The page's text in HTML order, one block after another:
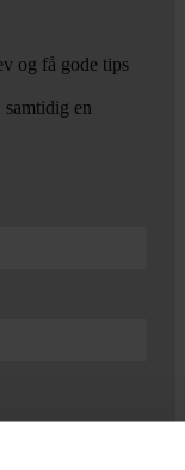
og få gode tips
en